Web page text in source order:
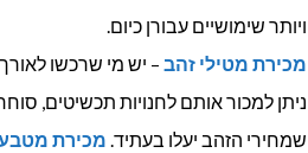
ויותר שימושיים עבורן כיום.
מכירת מטילי זהב – יש מי שרכשו
ניתן למכור אותם לחנויות תכשיטים,
שמחירי הזהב יעלו בעתיד. מכירת